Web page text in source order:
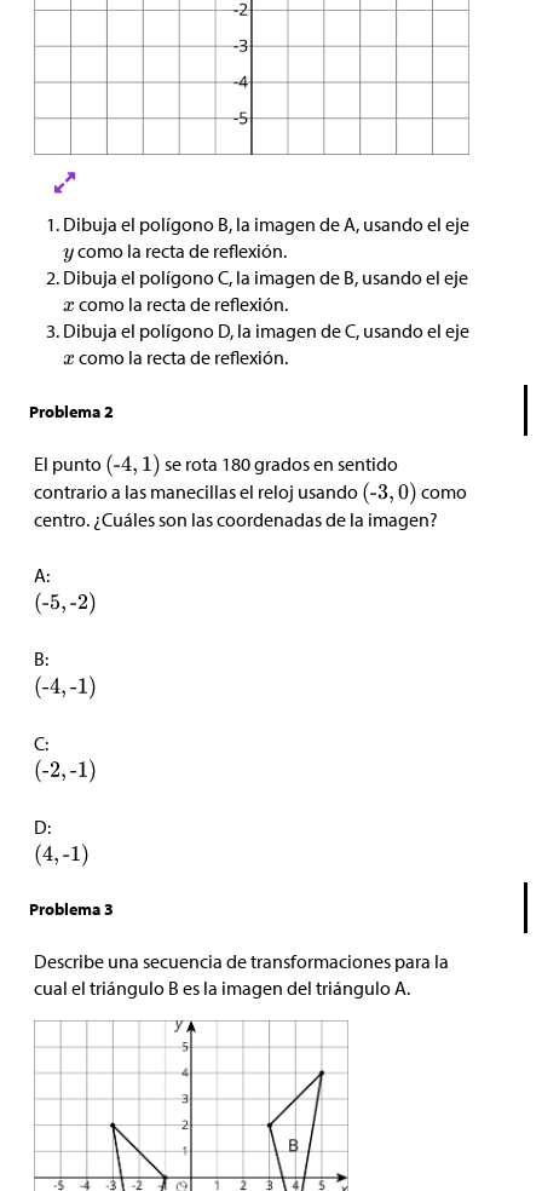
Dibuja el polígono B, la imagen de A, usando el eje
como la recta de reflexión.
Dibuja el polígono C, la imagen de B, usando el eje
como la recta de reflexión.
Dibuja el polígono D, la imagen de C, usando el eje
como la recta de reflexión.
Problema 2
El punto
se rota 180 grados en sentido
contrario a las manecillas el reloj usando
como
centro. ¿Cuáles son las coordenadas de la imagen?
A:
B:
C:
D:
Problema 3
Describe una secuencia de transformaciones para la
cual el triángulo B es la imagen del triángulo A.